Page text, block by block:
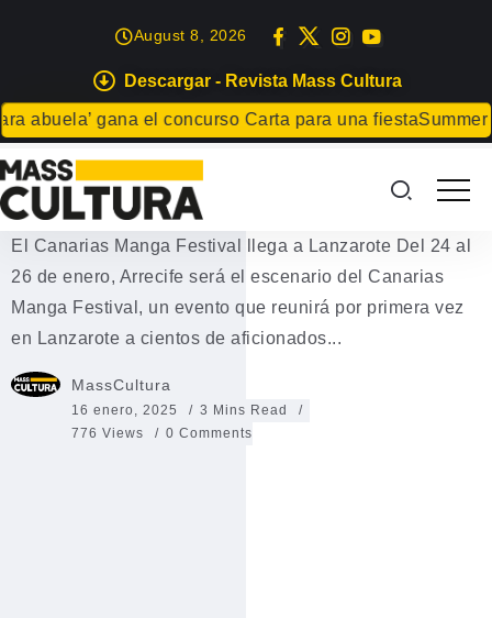
Descargar - Revista Mass Cultura
gana el concurso Carta para una fiestaSummer
August 8, 2026
EVENTOS
El Canarias Manga Festival llega
a Lanzarote
El Canarias Manga Festival llega a Lanzarote Del 24 al
26 de enero, Arrecife será el escenario del Canarias
Manga Festival, un evento que reunirá por primera vez
en Lanzarote a cientos de aficionados...
MassCultura
16 enero, 2025
3 Mins Read
776 Views
0 Comments